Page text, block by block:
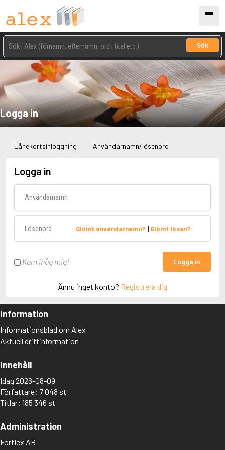
Sök
Logga in
Lånekortsinloggning Användarnamn/lösenord
Logga in
Glömt användarnamn? | Glömt lösen?
Kom ihåg mig! Logga in
Ännu inget konto? Registrera dig
Information
Informationsblad om Alex
Aktuell driftinformation
Innehåll
Idag 2026-08-09
Författare: 7 048 st
Titlar: 185 346 st
Administration
Forflex AB